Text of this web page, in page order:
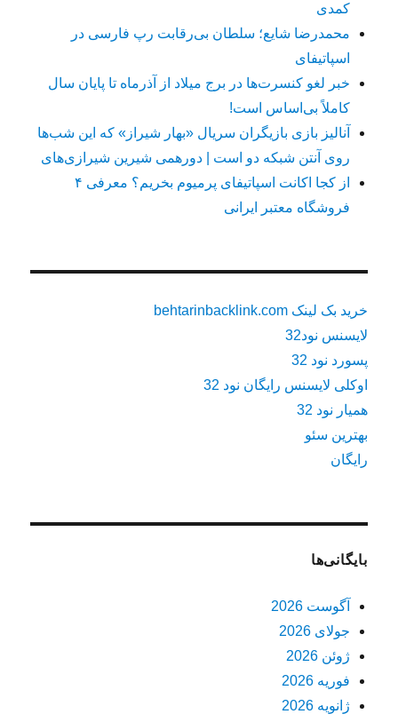
کمدی
محمدرضا شایع؛ سلطان بی‌رقابت رپ فارسی در
اسپاتیفای
خبر لغو کنسرت‌ها در برج میلاد از آذرماه تا پایان سال
کاملاً بی‌اساس است!
آنالیز بازی بازیگران سریال «بهار شیراز» که این شب‌ها
روی آنتن شبکه دو است | دورهمی شیرین شیرازی‌های
از کجا اکانت اسپاتیفای پرمیوم بخریم؟ معرفی ۴
فروشگاه معتبر ایرانی
خرید بک لینک behtarinbacklink.com
لایسنس نود32
پسورد نود 32
اوکلی لایسنس رایگان نود 32
همیار نود 32
بهترین سئو
رایگان
بایگانی‌ها
آگوست 2026
جولای 2026
ژوئن 2026
فوریه 2026
ژانویه 2026